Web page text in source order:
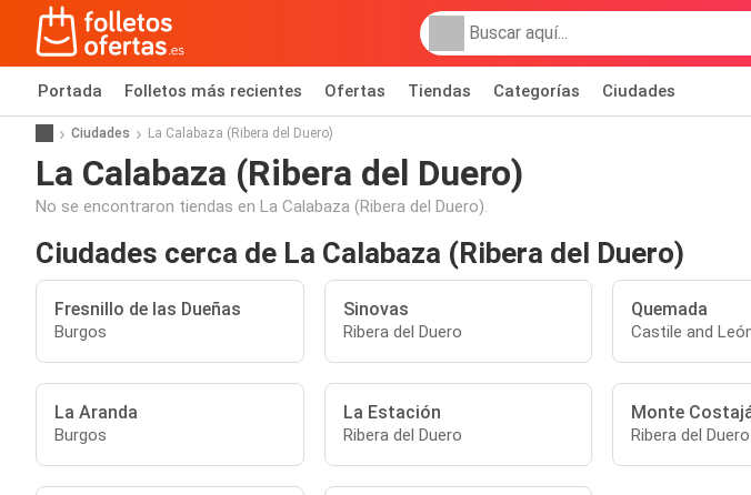
Portada Folletos más recientes Ofertas Tiendas Categorías Ciudades
Ciudades La Calabaza (Ribera del Duero)
La Calabaza (Ribera del Duero)
No se encontraron tiendas en La Calabaza (Ribera del Duero).
Ciudades cerca de La Calabaza (Ribera del Duero)
Fresnillo de las Dueñas
Burgos
Sinovas
Ribera del Duero
Quemada
Castile and
La Aranda
Burgos
La Estación
Ribera del Duero
Monte
Ribera del Duero